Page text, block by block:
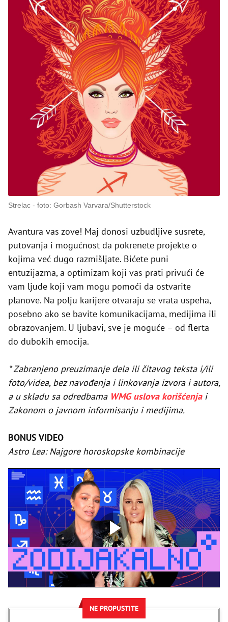
Strelac foto: Gorbash Varvara/Shutterstock
Avantura vas zove! Maj donosi uzbudljive susrete,
putovanja i mogućnost da pokrenete projekte o
kojima već dugo razmišljate. Bićete puni
entuzijazma, a optimizam koji vas prati privući će
vam ljude koji vam mogu pomoći da ostvarite
planove. Na polju karijere otvaraju se vrata uspeha,
posebno ako se bavite komunikacijama, medijima ili
obrazovanjem. U ljubavi, sve je moguće – od flerta
do dubokih emocija.
* Zabranjeno preuzimanje dela ili čitavog teksta i/ili
foto/videa, bez navođenja i linkovanja izvora i autora,
a u skladu sa odredbama WMG uslova korišćenjai
Zakonom o javnom informisanju i medijima.
BONUS VIDEO
Astro Lea: Najgore horoskopske kombinacije
NE PROPUSTITE